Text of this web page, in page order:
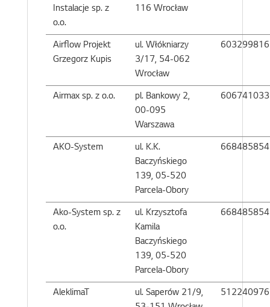
Instalacje sp. z
o.o.
116 Wrocław
Airflow Projekt
Grzegorz Kupis
ul. Włókniarzy
3/17, 54-062
Wrocław
603299816
Airmax sp. z o.o.
pl. Bankowy 2,
00-095
Warszawa
606741033
AKO-System
ul. K.K.
Baczyńskiego
139, 05-520
Parcela-Obory
668485854
Ako-System sp. z
o.o.
ul. Krzysztofa
Kamila
Baczyńskiego
139, 05-520
Parcela-Obory
668485854
AleklimaT
ul. Saperów 21/9,
512240976